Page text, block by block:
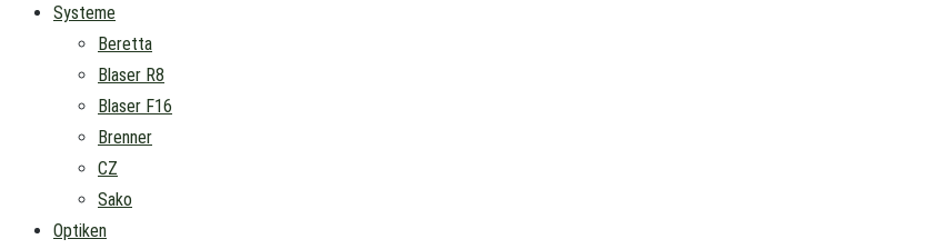
Systeme
Beretta
Blaser R8
Blaser F16
Brenner
CZ
Sako
Optiken